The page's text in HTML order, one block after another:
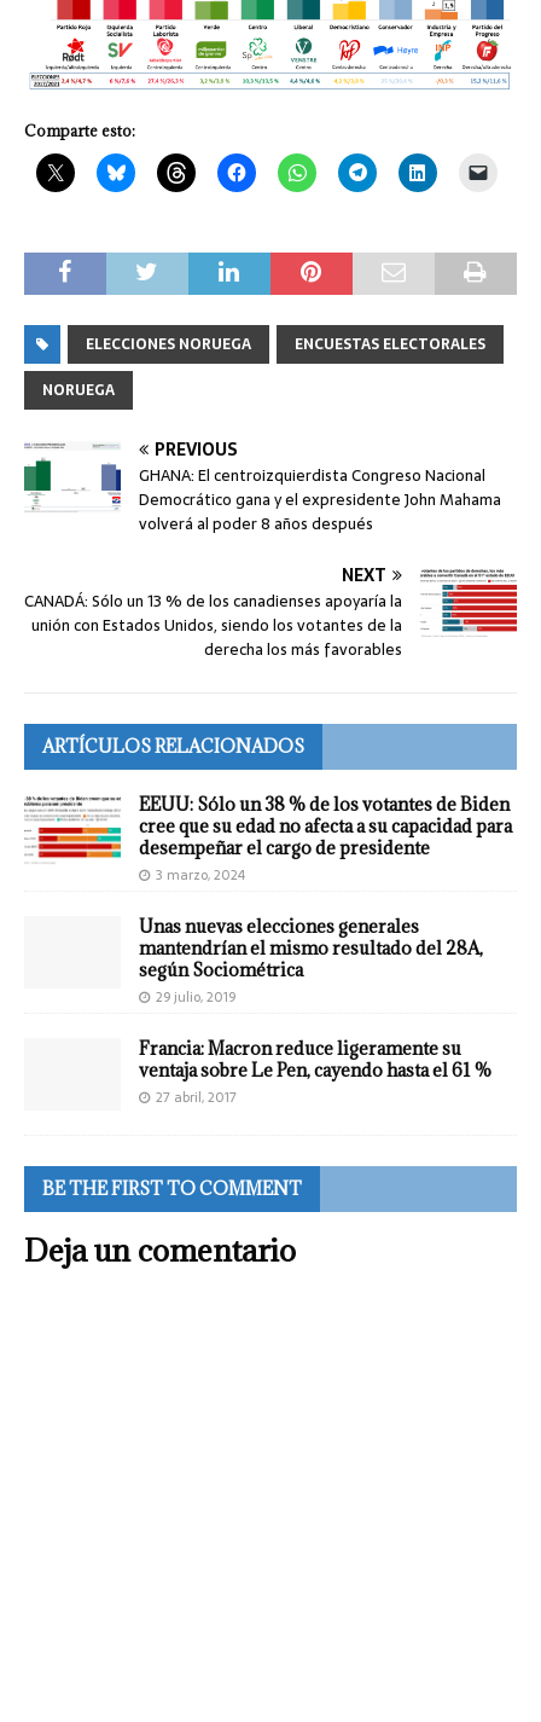
Comparte esto:
ELECCIONES NORUEGA
ENCUESTAS ELECTORALES
NORUEGA
PREVIOUS
GHANA: El centroizquierdista Congreso Nacional
Democrático gana y el expresidente John Mahama
volverá al poder 8 años después
NEXT
CANADÁ: Sólo un 13 % de los canadienses apoyaría la
unión con Estados Unidos, siendo los votantes de la
derecha los más favorables
ARTÍCULOS RELACIONADOS
EEUU: Sólo un 38 % de los votantes de Biden
cree que su edad no afecta a su capacidad para
desempeñar el cargo de presidente
3 marzo, 2024
Unas nuevas elecciones generales
mantendrían el mismo resultado del 28A,
según Sociométrica
29 julio, 2019
Francia: Macron reduce ligeramente su
ventaja sobre Le Pen, cayendo hasta el 61 %
27 abril, 2017
BE THE FIRST TO COMMENT
Deja un comentario